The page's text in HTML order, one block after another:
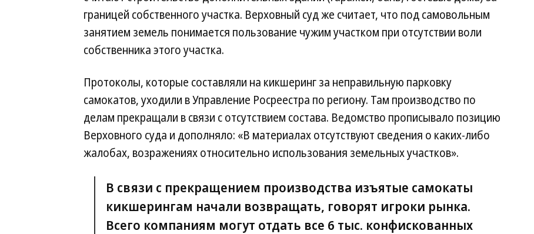
границей собственного участка. Верховный суд же считает, что под самовольным
занятием земель понимается пользование чужим участком при отсутствии воли
собственника этого участка.
Протоколы, которые составляли на кикшеринг за неправильную парковку
самокатов, уходили в Управление Росреестра по региону. Там производство по
делам прекращали в связи с отсутствием состава. Ведомство прописывало позицию
Верховного суда и дополняло: «В материалах отсутствуют сведения о каких-либо
жалобах, возражениях относительно использования земельных участков».
В связи с прекращением производства изъятые самокаты
кикшерингам начали возвращать, говорят игроки рынка.
Всего компаниям могут отдать все 6 тыс. конфискованных